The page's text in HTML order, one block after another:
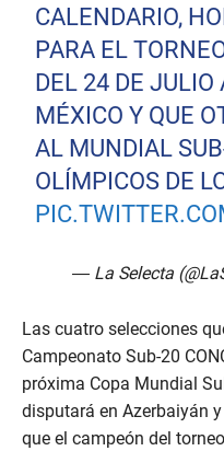
CALENDARIO,
PARA EL
DEL 24 DE JULIO
MÉXICO Y QUE
AL MUNDIAL
OLÍMPICOS DE
— La Selecta
Las cuatro selecciones
Campeonato Sub-20
próxima Copa Mundial
disputará en Azerbaiyán
que el campeón del